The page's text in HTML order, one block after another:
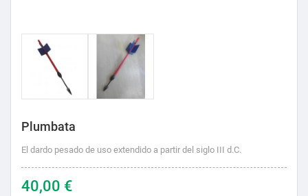
Plumbata
El dardo pesado de uso extendido a partir del siglo III d.C.
40,00 €